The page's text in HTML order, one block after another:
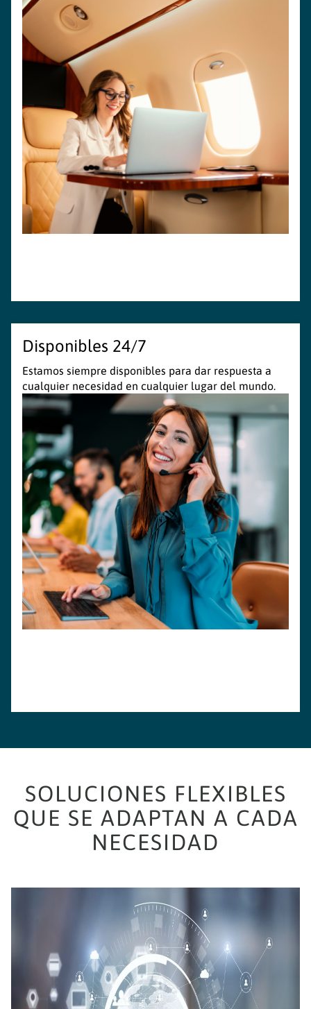
Disponibles 24/7
Estamos siempre disponibles para dar respuesta a
cualquier necesidad en cualquier lugar del mundo.
SOLUCIONES FLEXIBLES
QUE SE ADAPTAN A CADA
NECESIDAD